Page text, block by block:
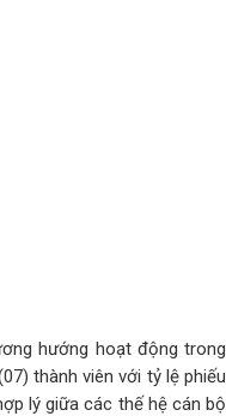
hướng hoạt động trong
thành viên với tỷ lệ phiếu
lý giữa các thế hệ cán bộ